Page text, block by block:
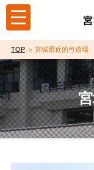
toggle
navigation
TOP 宮城県近的弓道場